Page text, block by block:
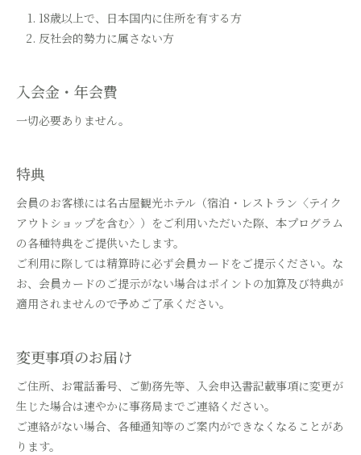
18歳以上で、日本国内に住所を有する方
反社会的勢力に属さない方
入会金・年会費
一切必要ありません。
特典
会員のお客様には名古屋観光ホテル（宿泊・レストラン〈テイク
アウトショップを含む〉）をご利用いただいた際、本プログラム
の各種特典をご提供いたします。
ご利用に際しては精算時に必ず会員カードをご提示ください。な
お、会員カードのご提示がない場合はポイントの加算及び特典が
適用されませんので予めご了承ください。
変更事項のお届け
ご住所、お電話番号、ご勤務先等、入会申込書記載事項に変更が
生じた場合は速やかに事務局までご連絡ください。
ご連絡がない場合、各種通知等のご案内ができなくなることがあ
ります。